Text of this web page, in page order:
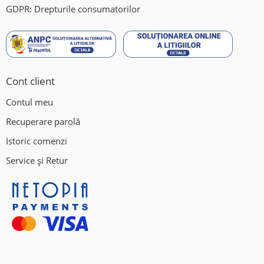
GDPR: Drepturile consumatorilor
Cont client
Contul meu
Recuperare parolă
Istoric comenzi
Service și Retur